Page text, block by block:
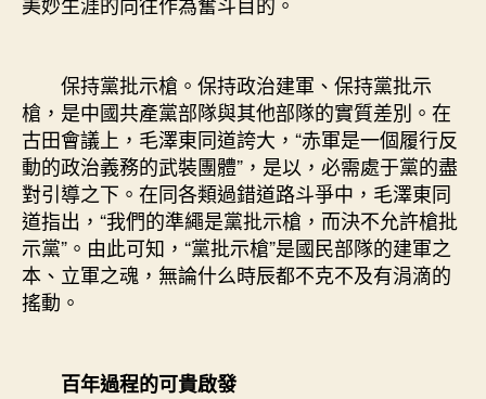
保持黨批示槍。保持政治建軍、保持黨批示
槍，是中國共產黨部隊與其他部隊的實質差別。在
古田會議上，毛澤東同道誇大，“赤軍是一個履行反
動的政治義務的武裝團體”，是以，必需處于黨的盡
對引導之下。在同各類過錯道路斗爭中，毛澤東同
道指出，“我們的準繩是黨批示槍，而決不允許槍批
示黨”。由此可知，“黨批示槍”是國民部隊的建軍之
本、立軍之魂，無論什么時辰都不克不及有涓滴的
搖動。
百年過程的可貴啟發